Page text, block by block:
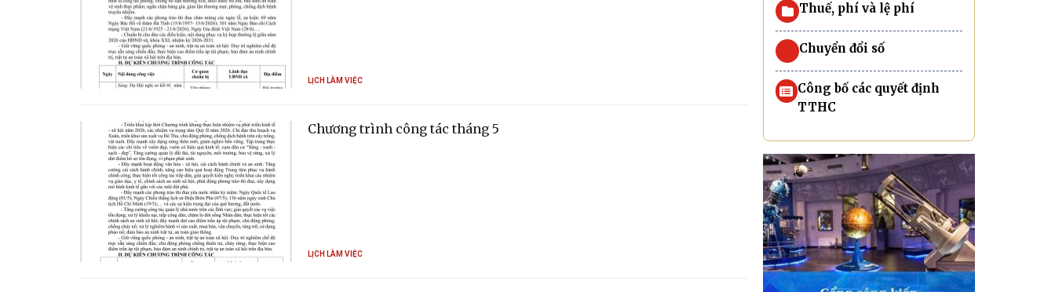
LỊCH LÀM VIỆC
Chương trình công tác tháng 5
LỊCH LÀM VIỆC
Thuế, phí và lệ phí
Chuyển đổi số
Công bố các quyết định
TTHC